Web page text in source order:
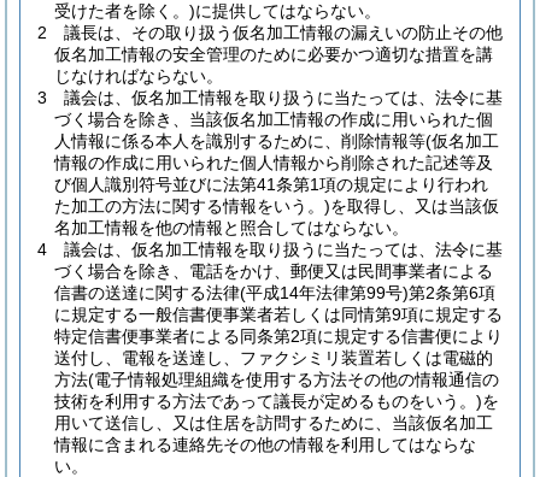
受けた者を除く。)に提供してはならない。
2
議長は、その取り扱う仮名加工情報の漏えいの防止その他
仮名加工情報の安全管理のために必要かつ適切な措置を講
じなければならない。
3
議会は、仮名加工情報を取り扱うに当たっては、法令に基
づく場合を除き、当該仮名加工情報の作成に用いられた個
人情報に係る本人を識別するために、削除情報等(仮名加工
情報の作成に用いられた個人情報から削除された記述等及
び個人識別符号並びに法第41条第1項の規定により行われ
た加工の方法に関する情報をいう。)を取得し、又は当該仮
名加工情報を他の情報と照合してはならない。
4
議会は、仮名加工情報を取り扱うに当たっては、法令に基
づく場合を除き、電話をかけ、郵便又は民間事業者による
信書の送達に関する法律(平成14年法律第99号)第2条第6項
に規定する一般信書便事業者若しくは同情第9項に規定する
特定信書便事業者による同条第2項に規定する信書便により
送付し、電報を送達し、ファクシミリ装置若しくは電磁的
方法(電子情報処理組織を使用する方法その他の情報通信の
技術を利用する方法であって議長が定めるものをいう。)を
用いて送信し、又は住居を訪問するために、当該仮名加工
情報に含まれる連絡先その他の情報を利用してはならな
い。